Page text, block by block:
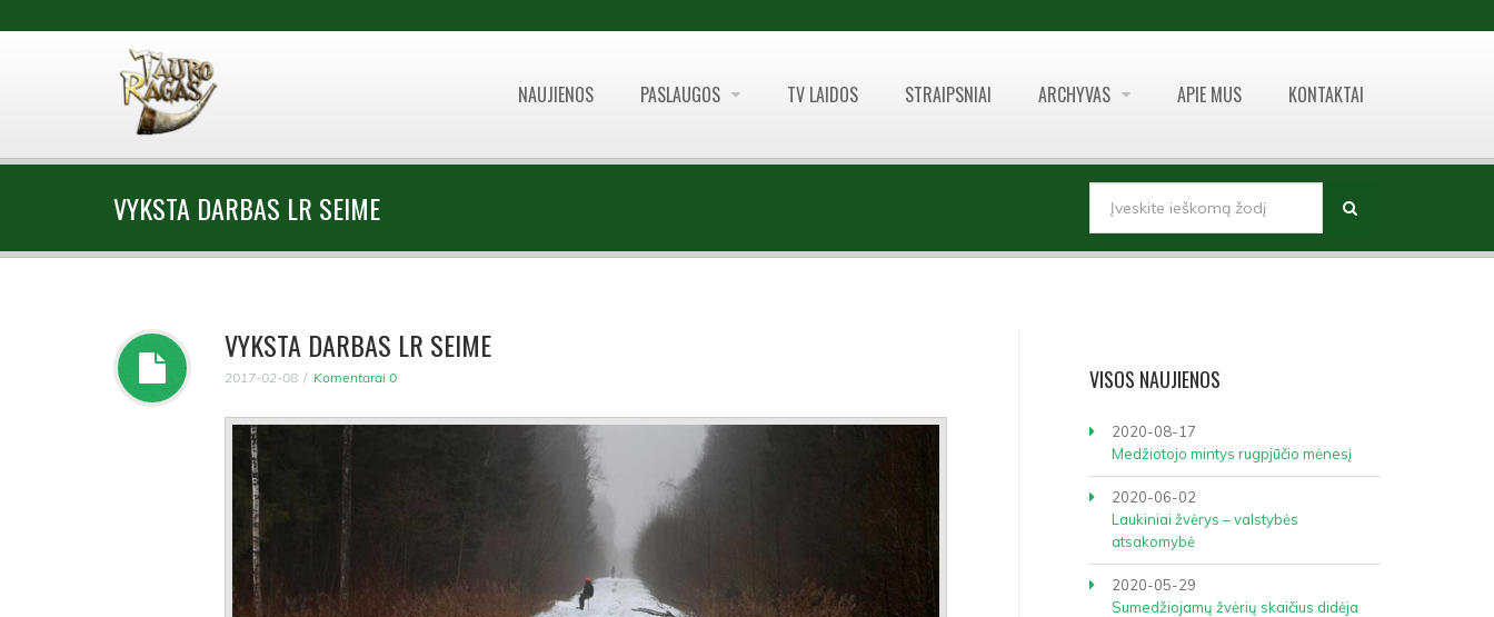
NAUJIENOS PASLAUGOS TV LAIDOS STRAIPSNIAI ARCHYVAS APIE MUS KONTAKTAI
VYKSTA DARBAS LR SEIME PAIEŠKOS FORMA
VYKSTA DARBAS LR SEIME
2017-02-08 Komentarai 0 VISOS NAUJIENOS
2020-08-17
Medžiotojo mintys rugpjūčio mėnesį
2020-06-02
Laukiniai žvėrys – valstybės
atsakomybė
2020-05-29
Sumedžiojamų žvėrių skaičius didėja